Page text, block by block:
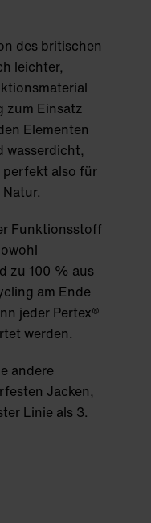
des britischen
leichter,
zum Einsatz
Elementen
wasserdicht,
also für
Funktionsstoff
zu 100 % aus
am Ende
jeder Pertex®
werden.
andere
Jacken,
Linie als 3.